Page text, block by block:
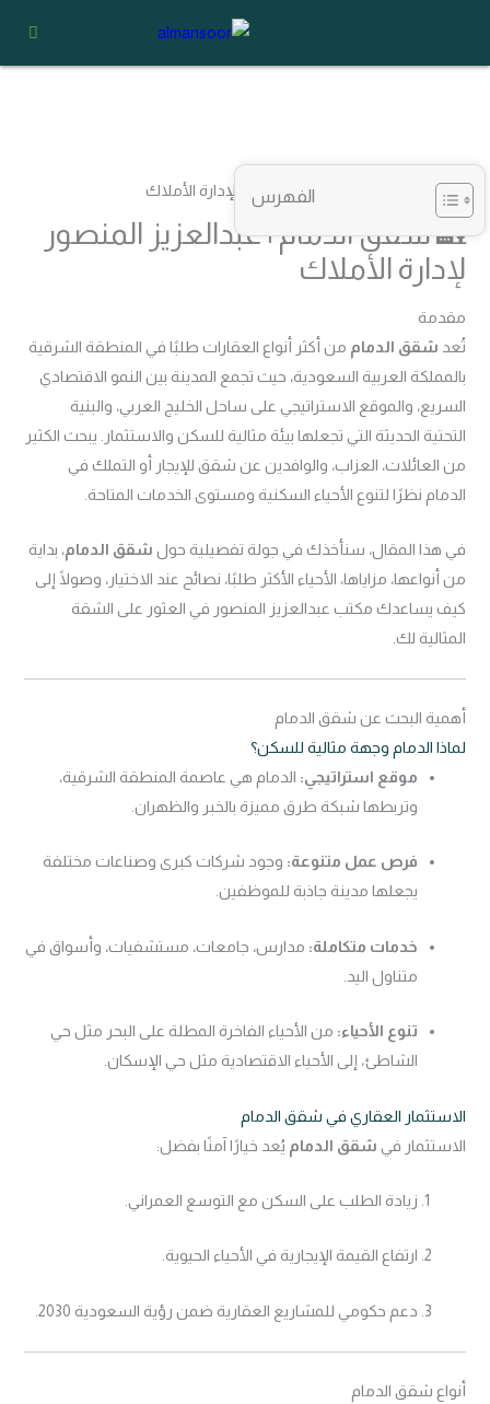
🏡 شقق الدمام | عبدالعزيز المنصور
لإدارة الأملاك
الفهرس
مقدمة
تُعد شقق الدمام من أكثر أنواع العقارات طلبًا في المنطقة الشرقية
بالمملكة العربية السعودية، حيث تجمع المدينة بين النمو الاقتصادي
السريع، والموقع الاستراتيجي على ساحل الخليج العربي، والبنية
التحتية الحديثة التي تجعلها بيئة مثالية للسكن والاستثمار. يبحث الكثير
من العائلات، العزاب، والوافدين عن شقق للإيجار أو التملك في
الدمام نظرًا لتنوع الأحياء السكنية ومستوى الخدمات المتاحة.
في هذا المقال، سنأخذك في جولة تفصيلية حول شقق الدمام، بداية
من أنواعها، مزاياها، الأحياء الأكثر طلبًا، نصائح عند الاختيار، وصولًا إلى
كيف يساعدك مكتب عبدالعزيز المنصور في العثور على الشقة
المثالية لك.
أهمية البحث عن شقق الدمام
لماذا الدمام وجهة مثالية للسكن؟
موقع استراتيجي: الدمام هي عاصمة المنطقة الشرقية،
وتربطها شبكة طرق مميزة بالخبر والظهران.
فرص عمل متنوعة: وجود شركات كبرى وصناعات مختلفة
يجعلها مدينة جاذبة للموظفين.
خدمات متكاملة: مدارس، جامعات، مستشفيات، وأسواق في
متناول اليد.
تنوع الأحياء: من الأحياء الفاخرة المطلة على البحر مثل حي
الشاطئ، إلى الأحياء الاقتصادية مثل حي الإسكان.
الاستثمار العقاري في شقق الدمام
الاستثمار في شقق الدمام يُعد خيارًا آمنًا بفضل:
زيادة الطلب على السكن مع التوسع العمراني.
ارتفاع القيمة الإيجارية في الأحياء الحيوية.
دعم حكومي للمشاريع العقارية ضمن رؤية السعودية 2030.
أنواع شقق الدمام